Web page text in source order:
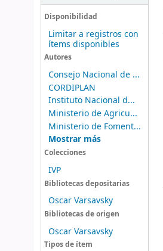
Disponibilidad
Limitar a registros con
ítems disponibles
Autores
Consejo Nacional de ...
CORDIPLAN
Instituto Nacional d...
Ministerio de Agricu...
Ministerio de Foment...
Mostrar más
Colecciones
IVP
Bibliotecas depositarias
Oscar Varsavsky
Bibliotecas de origen
Oscar Varsavsky
Tipos de ítem